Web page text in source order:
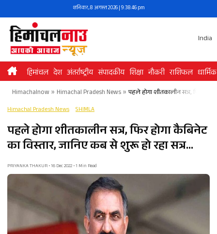
to
content
शनिवार, 8 अगस्त 2026 | 9:38:46 pm
India
हिमांचल देश अंतर्राष्ट्रीय संपादकीय शिक्षा नौकरी राशिफल धार्मिक
Himachalnow» Himachal Pradesh News» पहले होगा शीतकालीन सत्र, फिर
Himachal Pradesh News SHIMLA
पहले होगा शीतकालीन सत्र, फिर होगा कैबिनेट
का विस्तार, जानिए कब से शुरू हो रहा सत्र…
PRIYANKA THAKUR • 16 Dec 2022 • 1 Min Read